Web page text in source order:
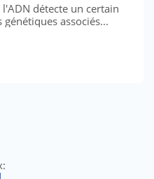
détecte un certain
associés...